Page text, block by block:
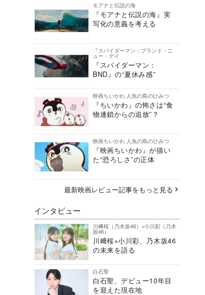
モアナと伝説の海
『モアナと伝説の海』実
写化の意義を考える
『スパイダーマン：ブランド・ニ
ュー・デイ
『スパイダーマン：
BND』の“夏休み感”
映画ちいかわ 人魚の島のひみつ
『ちいかわ』の怖さは“食
物連鎖からの追放”？
映画ちいかわ 人魚の島のひみつ
『映画ちいかわ』が描い
た“恐ろしさ”の正体
最新映画レビュー記事をもっと見る
インタビュー
川﨑桜（乃木坂46）×小川彩（乃木
坂46）
川﨑桜×小川彩、乃木坂46
の未来を語る
白石聖
白石聖、デビュー10年目
を迎えた現在地